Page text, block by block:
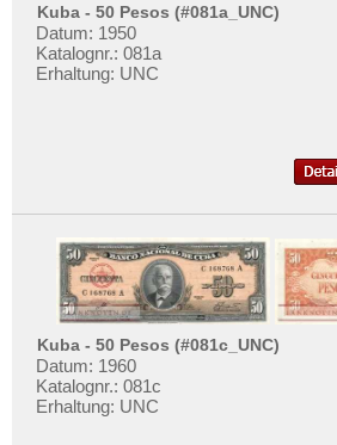
Kuba - 50 Pesos (#081a_UNC)
Datum: 1950
Katalognr.: 081a
Erhaltung: UNC
Kuba - 50 Pesos (#081c_UNC)
Datum: 1960
Katalognr.: 081c
Erhaltung: UNC